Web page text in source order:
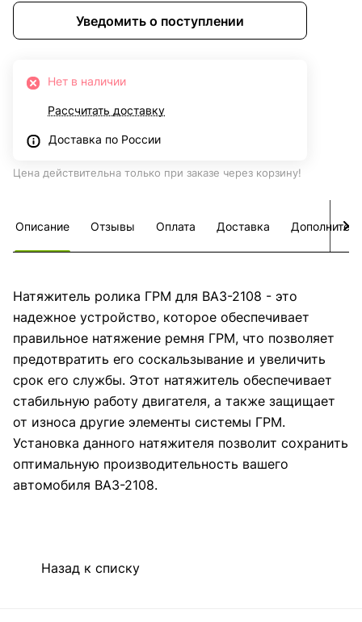
Уведомить о поступлении
Нет в наличии
Рассчитать доставку
Доставка по России
Цена действительна только при заказе через корзину!
Описание Отзывы Оплата Доставка
Натяжитель ролика ГРМ для ВАЗ-2108 - это
надежное устройство, которое обеспечивает
правильное натяжение ремня ГРМ, что позволяет
предотвратить его соскальзывание и увеличить
срок его службы. Этот натяжитель обеспечивает
стабильную работу двигателя, а также защищает
от износа другие элементы системы ГРМ.
Установка данного натяжителя позволит сохранить
оптимальную производительность вашего
автомобиля ВАЗ-2108.
Назад к списку